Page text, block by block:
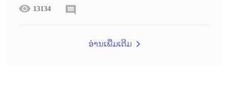
13134
ອ່ານເພີ່ມເຕີມ